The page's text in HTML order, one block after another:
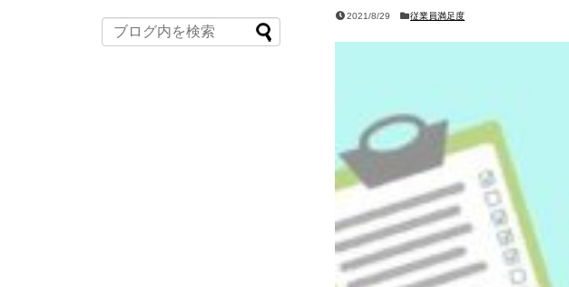
2021/8/29 従業員満足度